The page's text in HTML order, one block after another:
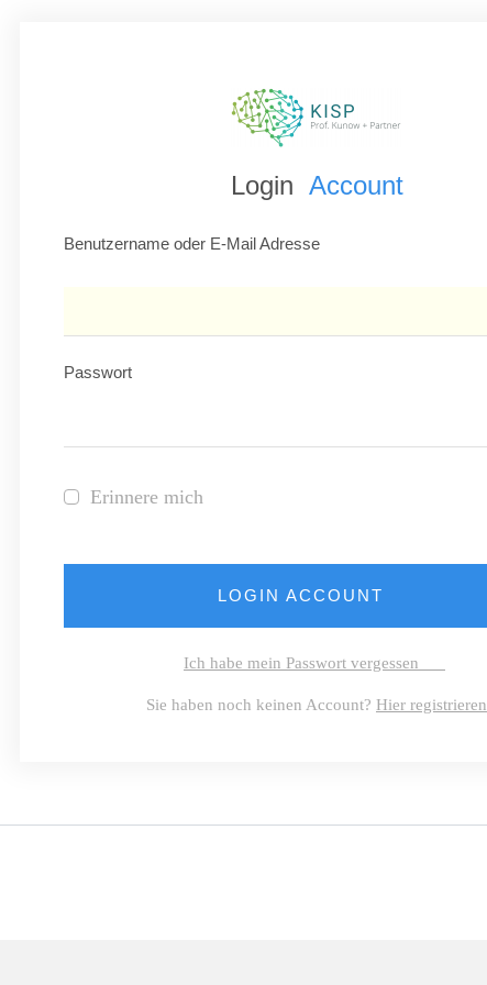
Login Account
Benutzername oder E-Mail Adresse
Passwort
Erinnere mich
LOGIN ACCOUNT
Ich habe mein Passwort vergessen
Sie haben noch keinen Account? Hier registrieren